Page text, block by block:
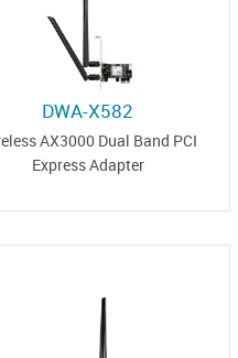
DWA-X582
AX3000 Dual Band PCI
Express Adapter